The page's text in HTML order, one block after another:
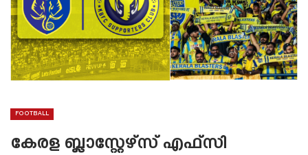
FOOTBALL
കേരള ബ്ലാസ്റ്റേഴ്സ് എഫ്സി